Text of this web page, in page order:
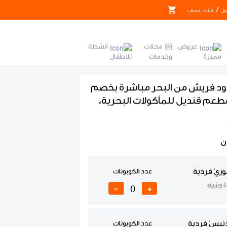
/ انشاء حساب
عروض
مميزة
محلات
وخدمات
أنشطة
للاطفال
فريش من البحر مباشرة بخصم
في مطعم قنديل للمأكولات البحرية،
فردية عدد الكوبونات
+
-
فردية عدد الكوبونات